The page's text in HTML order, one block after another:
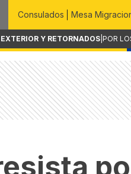
Consulados Mesa
Y RETORNADOS POR